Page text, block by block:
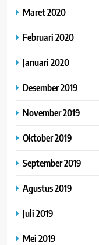
Maret 2020
Februari 2020
Januari 2020
Desember 2019
November 2019
Oktober 2019
September 2019
Agustus 2019
Juli 2019
Mei 2019